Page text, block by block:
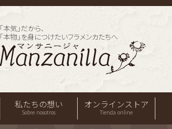
「本気」だから、
「本物」を身につけたいフラメンカたちへ
私たちの想い
Sobre nosotros
オンラインストア
Tienda online